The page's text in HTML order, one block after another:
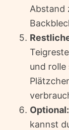
Abstand
und rolle
kannst